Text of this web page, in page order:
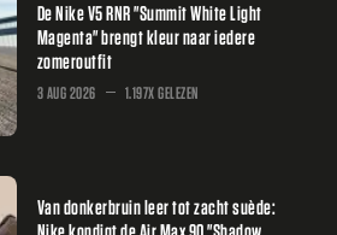
De Nike V5 RNR "Summit White Light
Magenta" brengt kleur naar iedere
zomeroutfit
3 AUG 2026 1.197X GELEZEN
Van donkerbruin leer tot zacht suède:
Nike kondigt de Air Max 90 "Shadow